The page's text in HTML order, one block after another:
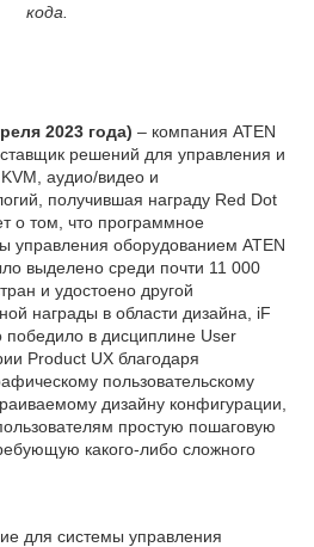
кода.
2023 года) – компания ATEN
решений для управления и
аудио/видео и
получившая награду Red Dot
о том, что программное
управления оборудованием ATEN
выделено среди почти 11 000
и удостоено другой
награды в области дизайна, iF
в дисциплине User
Product UX благодаря
пользовательскому
дизайну конфигурации,
простую пошаговую
какого-либо сложного
для системы управления